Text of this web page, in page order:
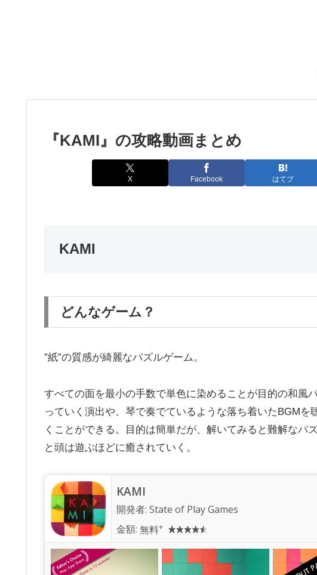
『KAMI』の攻略動画まとめ
X Facebook はてブ
KAMI
どんなゲーム？
”紙”の質感が綺麗なパズルゲーム。
すべての面を最小の手数で単色に染めることが目的の和風
っていく演出や、琴で奏でているような落ち着いたBGM
くことができる。目的は簡単だが、解いてみると難解なパ
と頭は遊ぶほどに癒されていく。
KAMI
開発者: State of Play Games
金額: 無料+